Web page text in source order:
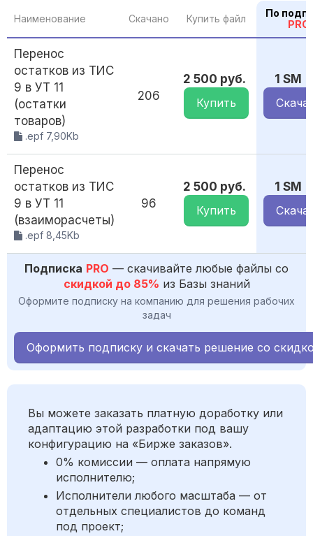
Наименование Скачано Купить файл
По
PRO
Перенос
остатков из ТИС
9 в УТ 11
(остатки
товаров)
.epf 7,90Kb
206
2 500 руб.
Купить
1 SM
Перенос
остатков из ТИС
9 в УТ 11
(взаиморасчеты)
.epf 8,45Kb
96
2 500 руб.
Купить
1 SM
Подписка PRO — скачивайте любые файлы со
скидкой до 85% из Базы знаний
Оформите подписку на компанию для решения рабочих
задач
Оформить подписку и скачать решение со
Вы можете заказать платную доработку или
адаптацию этой разработки под вашу
конфигурацию на «Бирже заказов».
0% комиссии — оплата напрямую
исполнителю;
Исполнители любого масштаба — от
отдельных специалистов до команд
под проект;